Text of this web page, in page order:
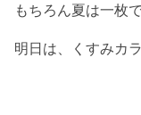
もちろん夏は一枚
明日は、くすみカ